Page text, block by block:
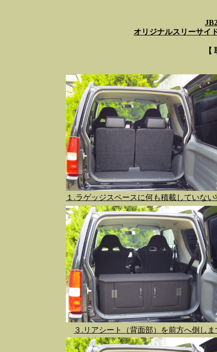
オリジナルスリーサイ
１.ラゲッジスペースに何も積載していない
３.リアシート（背面部）を前方へ倒しま